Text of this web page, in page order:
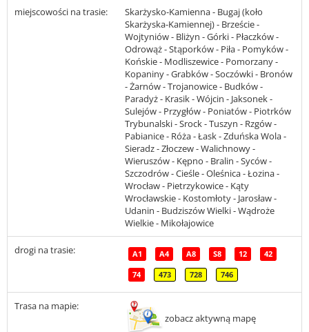
miejscowości na trasie:
Skarżysko-Kamienna - Bugaj (koło
Skarżyska-Kamiennej) - Brzeście -
Wojtyniów - Bliżyn - Górki - Płaczków -
Odrowąż - Stąporków - Piła - Pomyków -
Końskie - Modliszewice - Pomorzany -
Kopaniny - Grabków - Soczówki - Bronów
- Żarnów - Trojanowice - Budków -
Paradyż - Krasik - Wójcin - Jaksonek -
Sulejów - Przygłów - Poniatów - Piotrków
Trybunalski - Srock - Tuszyn - Rzgów -
Pabianice - Róża - Łask - Zduńska Wola -
Sieradz - Złoczew - Walichnowy -
Wieruszów - Kępno - Bralin - Syców -
Szczodrów - Cieśle - Oleśnica - Łozina -
Wrocław - Pietrzykowice - Kąty
Wrocławskie - Kostomłoty - Jarosław -
Udanin - Budziszów Wielki - Wądroże
Wielkie - Mikołajowice
drogi na trasie: A1 A4 A8 S8 12 42
74 473 728 746
Trasa na mapie:
zobacz aktywną mapę